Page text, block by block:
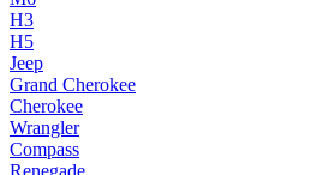
H3
H5
Jeep
Grand Cherokee
Cherokee
Wrangler
Compass
Renegade